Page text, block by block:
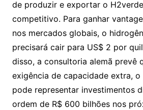
de produzir e exportar o
competitivo. Para ganhar
nos mercados globais, o
precisará cair para US$ 2 por
disso, a consultoria alemã prevê
exigência de capacidade extra,
pode representar investimentos
ordem de R$ 600 bilhões nos